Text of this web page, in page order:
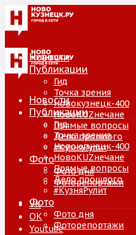
Новости
Публикации
Гид
Точка зрения
Новокузнецк-400
НовоKUZнечане
Прямые вопросы
Дело прошлого
#КузняРулит
Фото
Фото дня
Фоторепортажи
VK
ОК
Youtube
Новости
Публикации
Гид
Точка зрения
Новокузнецк-400
НовоKUZнечане
Прямые вопросы
Дело прошлого
#КузняРулит
Фото
Фото дня
Фоторепортажи